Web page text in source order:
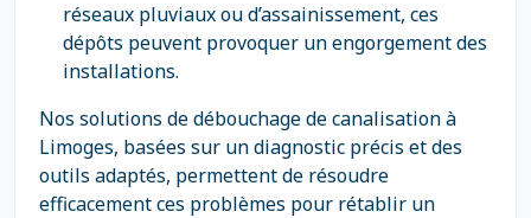
réseaux pluviaux ou d’assainissement, ces
dépôts peuvent provoquer un engorgement des
installations.
Nos solutions de débouchage de canalisation à
Limoges, basées sur un diagnostic précis et des
outils adaptés, permettent de résoudre
efficacement ces problèmes pour rétablir un